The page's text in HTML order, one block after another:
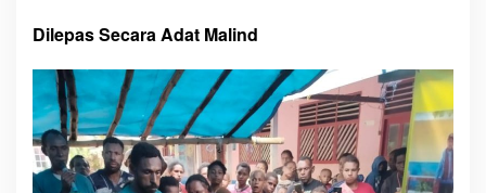
Dilepas Secara Adat Malind